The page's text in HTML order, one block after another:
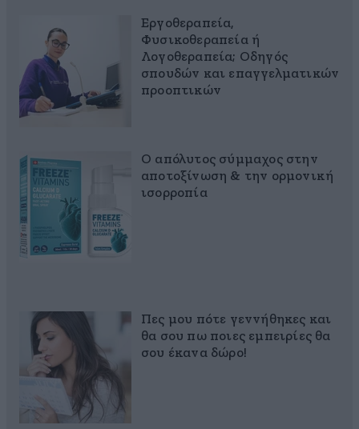
Εργοθεραπεία,
Φυσικοθεραπεία ή
Λογοθεραπεία; Οδηγός
σπουδών και επαγγελματικών
προοπτικών
Ο απόλυτος σύμμαχος στην
αποτοξίνωση & την ορμονική
ισορροπία
Πες μου πότε γεννήθηκες και
θα σου πω ποιες εμπειρίες θα
σου έκανα δώρο!